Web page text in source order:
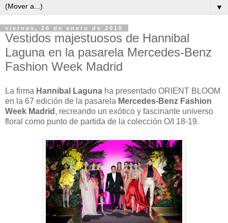
▼
viernes, 26 de enero de 2018
Vestidos majestuosos de Hannibal
Laguna en la pasarela Mercedes-Benz
Fashion Week Madrid
La firma Hannibal Laguna ha presentado ORIENT BLOOM
en la 67 edición de la pasarela Mercedes-Benz Fashion
Week Madrid , recreando un exótico y fascinante universo
floral como punto de partida de la colección O/I 18-19.